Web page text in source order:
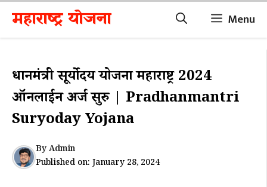
Skip
content
महाराष्ट्र योजना Menu
प्रधानमंत्री सूर्योदय योजना महाराष्ट्र 2024
ऑनलाईन अर्ज सुरु | Pradhanmantri
Suryoday Yojana
ByAdmin
Published on: January 28, 2024